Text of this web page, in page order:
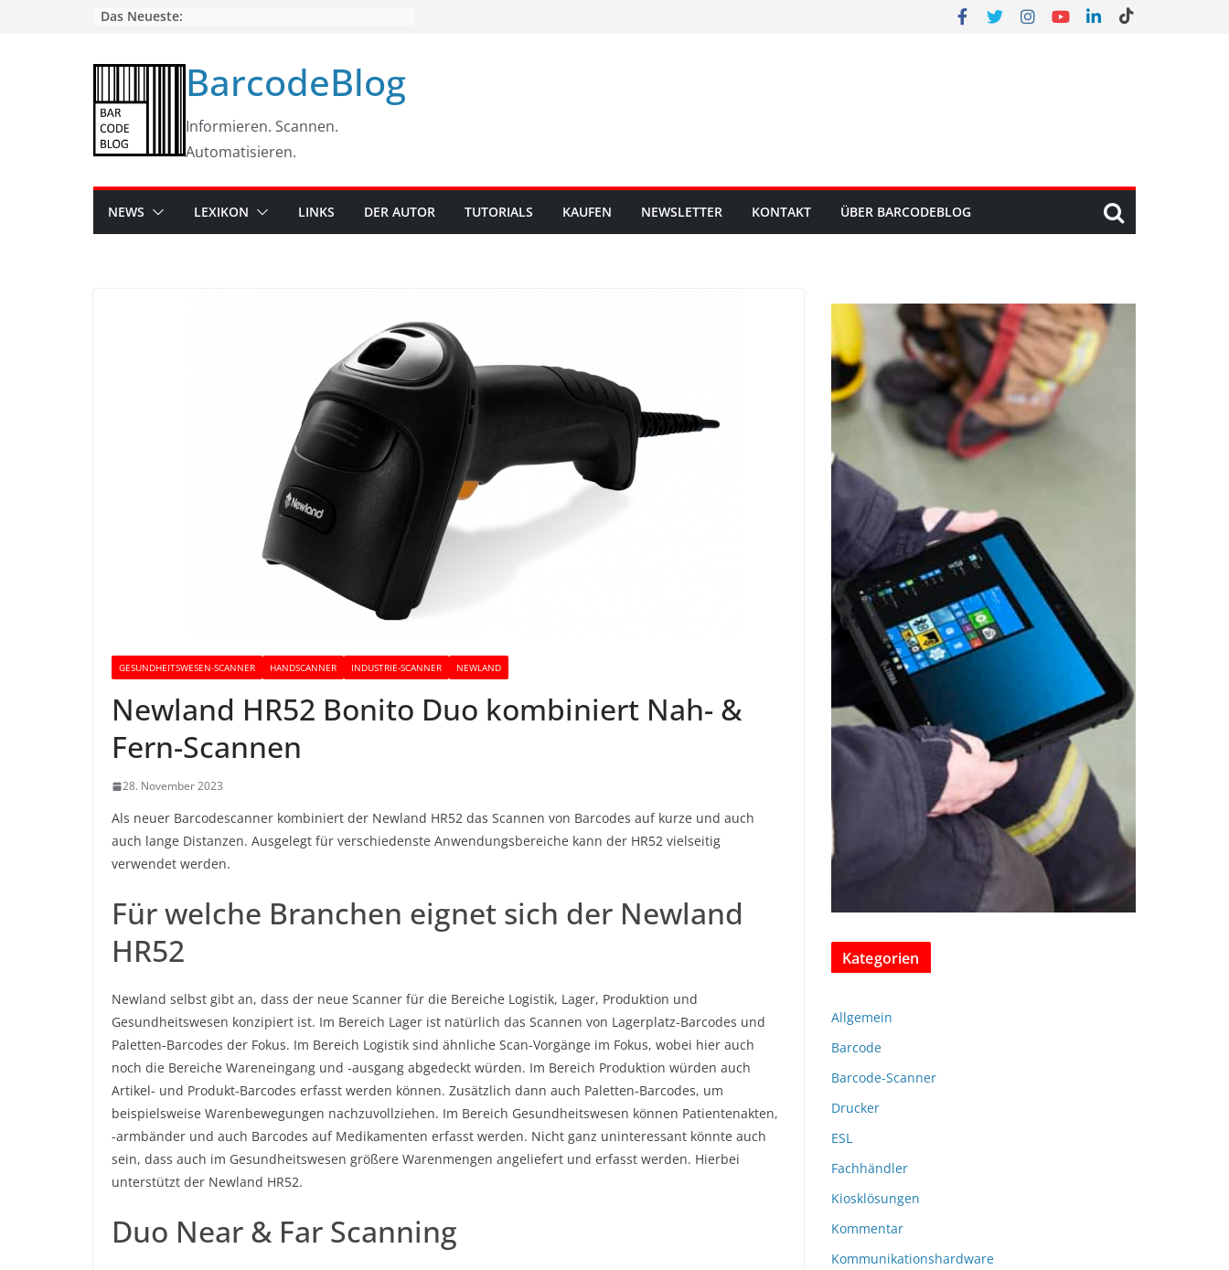
Das Neueste:
BarcodeBlog
Informieren. Scannen.
Automatisieren.
NEWS LEXIKON LINKS DER AUTOR TUTORIALS KAUFEN NEWSLETTER KONTAKT ÜBER BARCODEBLOG
GESUNDHEITSWESEN-SCANNER HANDSCANNER INDUSTRIE-SCANNER NEWLAND
Newland HR52 Bonito Duo kombiniert Nah- &
Fern-Scannen
28. November 2023
Als neuer Barcodescanner kombiniert der Newland HR52 das Scannen von Barcodes auf kurze und auch
auch lange Distanzen. Ausgelegt für verschiedenste Anwendungsbereiche kann der HR52 vielseitig
verwendet werden.
Für welche Branchen eignet sich der Newland
HR52
Newland selbst gibt an, dass der neue Scanner für die Bereiche Logistik, Lager, Produktion und
Gesundheitswesen konzipiert ist. Im Bereich Lager ist natürlich das Scannen von Lagerplatz-Barcodes und
Paletten-Barcodes der Fokus. Im Bereich Logistik sind ähnliche Scan-Vorgänge im Fokus, wobei hier auch
noch die Bereiche Wareneingang und -ausgang abgedeckt würden. Im Bereich Produktion würden auch
Artikel- und Produkt-Barcodes erfasst werden können. Zusätzlich dann auch Paletten-Barcodes, um
beispielsweise Warenbewegungen nachzuvollziehen. Im Bereich Gesundheitswesen können Patientenakten,
-armbänder und auch Barcodes auf Medikamenten erfasst werden. Nicht ganz uninteressant könnte auch
sein, dass auch im Gesundheitswesen größere Warenmengen angeliefert und erfasst werden. Hierbei
unterstützt der Newland HR52.
Duo Near & Far Scanning
Kategorien
Allgemein
Barcode
Barcode-Scanner
Drucker
ESL
Fachhändler
Kiosklösungen
Kommentar
Kommunikationshardware